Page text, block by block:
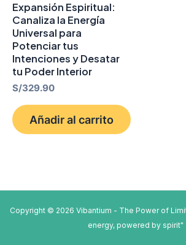
Expansión Espiritual:
Canaliza la Energía
Universal para
Potenciar tus
Intenciones y Desatar
tu Poder Interior
S/329.90
Añadir al carrito
Copyright © 2026 Vibantium - The Power of
energy, powered by spirit"